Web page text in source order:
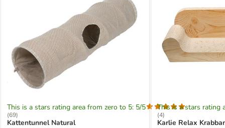
This is a stars rating area from zero to 5: 5/5
(69)
Kattentunnel Natural
This is a stars rating
(4)
Karlie Relax